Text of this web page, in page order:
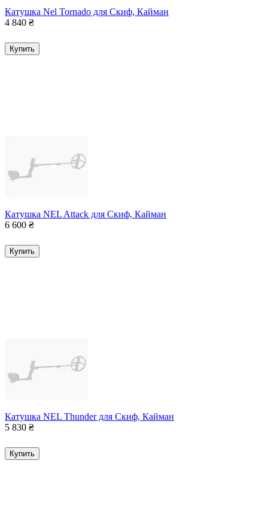
Катушка Nel Tornado для Скиф, Кайман
4 840 ₴
Купить
Катушка NEL Attack для Скиф, Кайман
6 600 ₴
Купить
Катушка NEL Thunder для Скиф, Кайман
5 830 ₴
Купить